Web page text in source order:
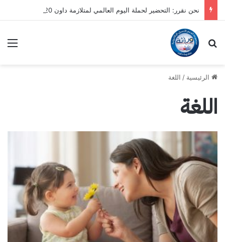
نحن نقرر: التحضير لحملة اليوم العالمي لمتلازمة داون 2020
بحث عن
الرئيسية / اللغة
اللغة